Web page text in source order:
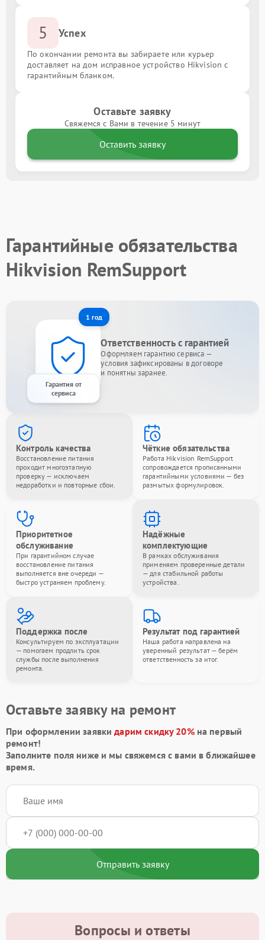
5 Успех
По окончании ремонта вы забираете или курьер
доставляет на дом исправное устройство Hikvision с
гарантийным бланком.
Оставьте заявку
Свяжемся с Вами в течение 5 минут
Оставить заявку
Гарантийные обязательства
Hikvision RemSupport
1 год
Гарантия от
сервиса
Ответственность с гарантией
Оформляем гарантию сервиса —
условия зафиксированы в договоре
и понятны заранее.
Контроль качества
Восстановление питания
проходит многоэтапную
проверку — исключаем
недоработки и повторные сбои.
Чёткие обязательства
Работа Hikvision RemSupport
сопровождается прописанными
гарантийными условиями — без
размытых формулировок.
Приоритетное
обслуживание
При гарантийном случае
восстановление питания
выполняется вне очереди —
быстро устраняем проблему.
Надёжные
комплектующие
В рамках обслуживания
применяем проверенные детали
— для стабильной работы
устройства.
Поддержка после
Консультируем по эксплуатации
— помогаем продлить срок
службы после выполнения
ремонта.
Результат под гарантией
Наша работа направлена на
уверенный результат — берём
ответственность за итог.
Оставьте заявку на ремонт
При оформлении заявкидарим скидку 20%на первый
ремонт!
Заполните поля ниже и мы свяжемся с вами в ближайшее
время.
Отправить заявку
Вопросы и ответы